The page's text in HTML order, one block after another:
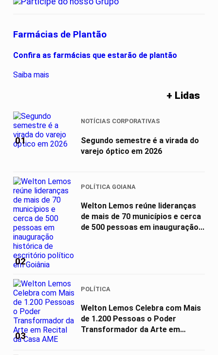
Farmácias de Plantão
Confira as farmácias que estarão de plantão
Saiba mais
+ Lidas
01
NOTÍCIAS CORPORATIVAS
Segundo semestre é a virada do
varejo óptico em 2026
02
POLÍTICA GOIANA
Welton Lemos reúne lideranças
de mais de 70 municípios e cerca
de 500 pessoas em inauguração...
03
POLÍTICA
Welton Lemos Celebra com Mais
de 1.200 Pessoas o Poder
Transformador da Arte em